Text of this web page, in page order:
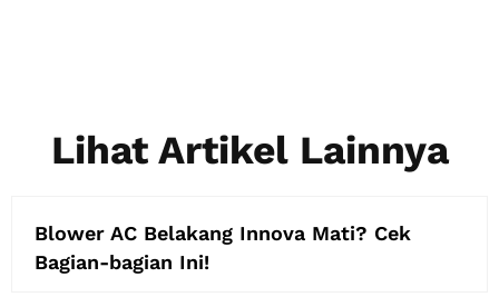
Lihat Artikel Lainnya
Blower AC Belakang Innova Mati? Cek
Bagian-bagian Ini!